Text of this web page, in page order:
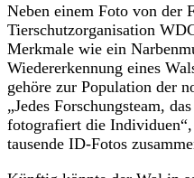
Neben einem Foto von der
Tierschutzorganisation
Merkmale wie ein
Wiedererkennung eines
gehöre zur Population der
„Jedes Forschungsteam,
fotografiert die Individuen“,
tausende ID-Fotos